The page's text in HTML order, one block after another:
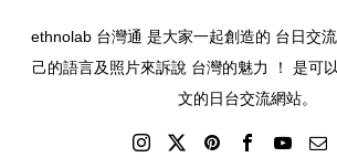
ethnolab 台灣通 是大家一起創造的 台日交
己的語言及照片來訴說 台灣的魅力 ！ 是可
文的日台交流網站。